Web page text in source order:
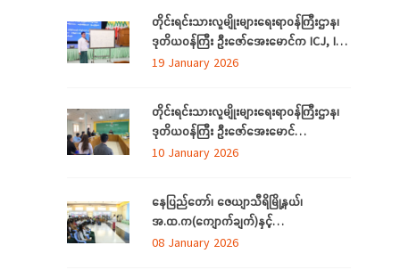
မည့်မြေနေရာတွင် လုပ်ငန်းဆောင်ရွက်မှု
အခြေအနေများကို ကြည့်ရှုစစ်ဆေးခြင်း
တိုင်းရင်းသားလူမျိုးများရေးရာဝန်ကြီးဌာန၊
ဒုတိယဝန်ကြီး ဦးဇော်‌အေးမောင်က ICJ, ICC
အပြည်ပြည်ဆိုင်ရာတရားရုံးများနှင့်
19 January 2026
တိုင်းရင်းသားလူမျိုးများရေးရာဝန်ကြီးဌာန၊
ဒုတိယဝန်ကြီး ဦးဇော်‌အေးမောင်
ကချင်ပြည်နယ်၊ ညွှန်ကြား‌ရေးမှူးရုံးရှိ
10 January 2026
နေပြည်တော်၊ ဇေယျာသီရိမြို့နယ်၊
အ.ထ.က(ကျောက်ချက်)နှင့်
အ.ထ.က(ရေဆင်း) တ်ို့မှ ကျောင်းသား၊
08 January 2026